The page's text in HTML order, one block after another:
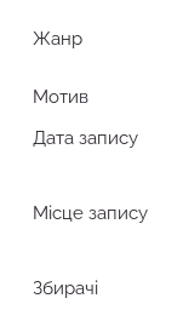
Жанр
Мотив
Дата запису
Місце запису
Збирачi